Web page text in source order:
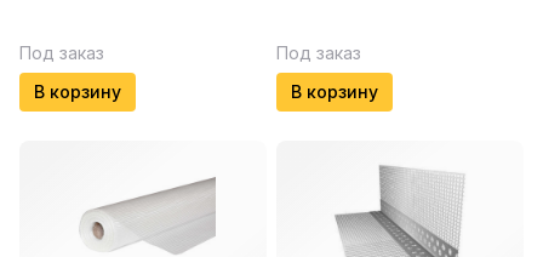
Под заказ
В корзину
Под заказ
В корзину